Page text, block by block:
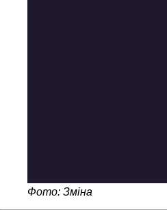
Фото: Зміна